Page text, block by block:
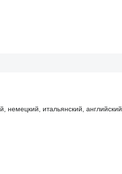
немецкий, итальянский, английский